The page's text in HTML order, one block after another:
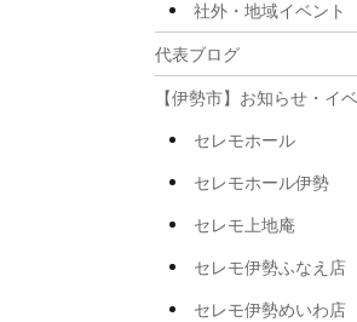
2025年8月
2025年7月
2025年3月
2025年2月
社外・地域イベント
代表ブログ
【伊勢市】お知らせ・イ
セレモホール
セレモホール伊勢
セレモ上地庵
セレモ伊勢ふなえ店
セレモ伊勢めいわ店